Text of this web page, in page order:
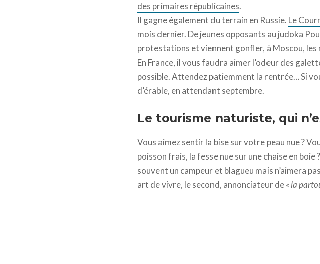
des primaires républicaines.
Il gagne également du terrain en Russie. Le
mois dernier. De jeunes opposants au judoka
protestations et viennent gonfler, à Moscou,
En France, il vous faudra aimer l’odeur des
possible. Attendez patiemment la rentrée… Si
d’érable, en attendant septembre.
Le tourisme naturiste, qui
Vous aimez sentir la bise sur votre peau nue ?
poisson frais, la fesse nue sur une chaise en
souvent un campeur et blagueu mais n’aimera
art de vivre, le second, annonciateur de« la